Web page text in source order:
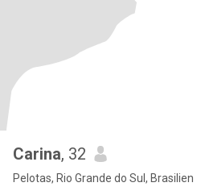
Carina, 32
Pelotas, Rio Grande do Sul, Brasilien